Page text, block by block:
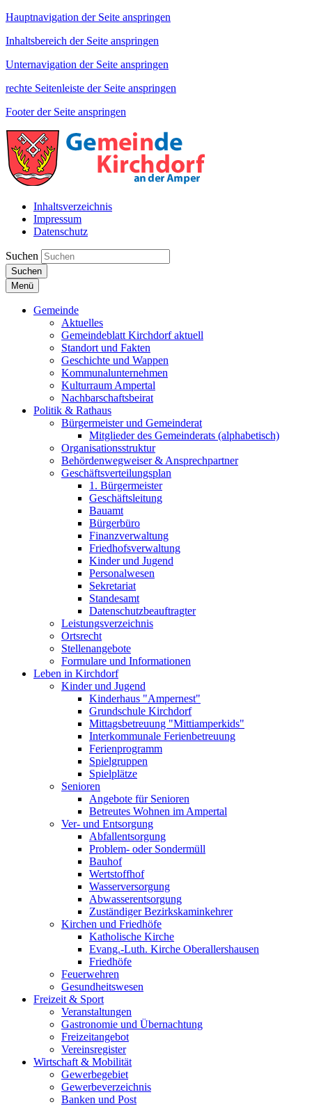
Hauptnavigation der Seite anspringen
Inhaltsbereich der Seite anspringen
Unternavigation der Seite anspringen
rechte Seitenleiste der Seite anspringen
Footer der Seite anspringen
Inhaltsverzeichnis
Impressum
Datenschutz
Suchen
Suchen
Menü
Gemeinde
Aktuelles
Gemeindeblatt Kirchdorf aktuell
Standort und Fakten
Geschichte und Wappen
Kommunalunternehmen
Kulturraum Ampertal
Nachbarschaftsbeirat
Politik & Rathaus
Bürgermeister und Gemeinderat
Mitglieder des Gemeinderats (alphabetisch)
Organisationsstruktur
Behördenwegweiser & Ansprechpartner
Geschäftsverteilungsplan
1. Bürgermeister
Geschäftsleitung
Bauamt
Bürgerbüro
Finanzverwaltung
Friedhofsverwaltung
Kinder und Jugend
Personalwesen
Sekretariat
Standesamt
Datenschutzbeauftragter
Leistungsverzeichnis
Ortsrecht
Stellenangebote
Formulare und Informationen
Leben in Kirchdorf
Kinder und Jugend
Kinderhaus "Ampernest"
Grundschule Kirchdorf
Mittagsbetreuung "Mittiamperkids"
Interkommunale Ferienbetreuung
Ferienprogramm
Spielgruppen
Spielplätze
Senioren
Angebote für Senioren
Betreutes Wohnen im Ampertal
Ver- und Entsorgung
Abfallentsorgung
Problem- oder Sondermüll
Bauhof
Wertstoffhof
Wasserversorgung
Abwasserentsorgung
Zuständiger Bezirkskaminkehrer
Kirchen und Friedhöfe
Katholische Kirche
Evang.-Luth. Kirche Oberallershausen
Friedhöfe
Feuerwehren
Gesundheitswesen
Freizeit & Sport
Veranstaltungen
Gastronomie und Übernachtung
Freizeitangebot
Vereinsregister
Wirtschaft & Mobilität
Gewerbegebiet
Gewerbeverzeichnis
Banken und Post